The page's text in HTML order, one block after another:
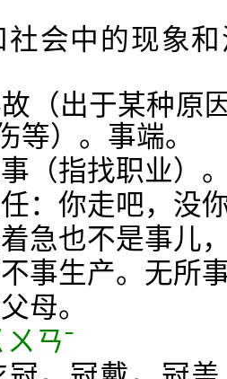
会中的现象
（出于某种原
等）。事端。
（指找职业）
：你走吧，没
急也不是事儿
事生产。无所
母。
ㄢˉ